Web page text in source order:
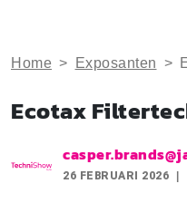
Home > Exposanten >
Ecotax
26 FEBRUARI 2026